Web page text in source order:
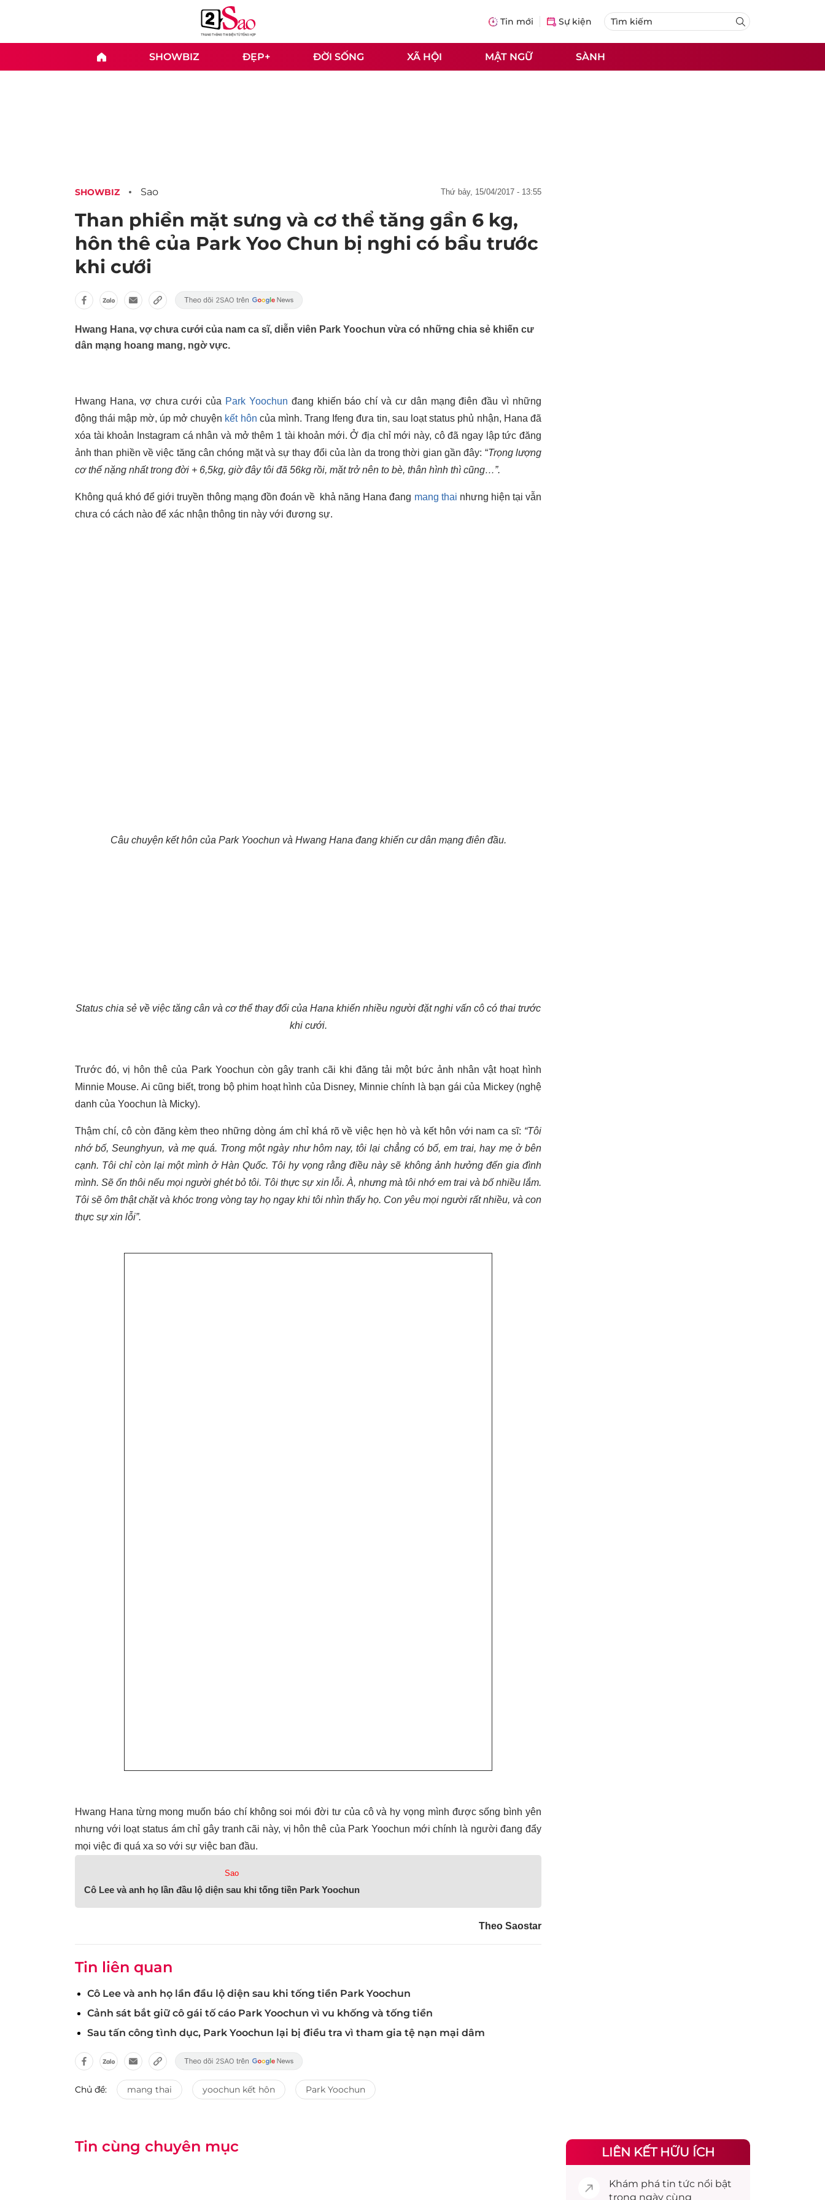
Tin mới Sự kiện
SHOWBIZ ĐẸP+ ĐỜI SỐNG XÃ HỘI MẬT NGỮ SÀNH
SHOWBIZ Sao thứ bảy, 15/04/2017 - 13:55
Than phiền mặt sưng và cơ thể tăng gần 6 kg,
hôn thê của Park Yoo Chun bị nghi có bầu trước
khi cưới
Hwang Hana, vợ chưa cưới của nam ca sĩ, diễn viên Park Yoochun vừa có những chia sẻ khiến cư
dân mạng hoang mang, ngờ vực.
Hwang Hana, vợ chưa cưới của Park Yoochun đang khiến báo chí và cư dân mạng điên đầu vì những
động thái mập mờ, úp mở chuyện kết hôn của mình. Trang Ifeng đưa tin, sau loạt status phủ nhận, Hana đã
xóa tài khoản Instagram cá nhân và mở thêm 1 tài khoản mới. Ở địa chỉ mới này, cô đã ngay lập tức đăng
ảnh than phiền về việc tăng cân chóng mặt và sự thay đổi của làn da trong thời gian gần đây: “Trọng lượng
cơ thể nặng nhất trong đời + 6,5kg, giờ đây tôi đã 56kg rồi, mặt trở nên to bè, thân hình thì cũng…”.
Không quá khó để giới truyền thông mạng đồn đoán về khả năng Hana đang mang thai nhưng hiện tại vẫn
chưa có cách nào để xác nhận thông tin này với đương sự.
Câu chuyện kết hôn của Park Yoochun và Hwang Hana đang khiến cư dân mạng điên đầu.
Status chia sẻ về việc tăng cân và cơ thể thay đổi của Hana khiến nhiều người đặt nghi vấn cô có thai trước
khi cưới.
Trước đó, vị hôn thê của Park Yoochun còn gây tranh cãi khi đăng tải một bức ảnh nhân vật hoạt hình
Minnie Mouse. Ai cũng biết, trong bộ phim hoạt hình của Disney, Minnie chính là bạn gái của Mickey (nghệ
danh của Yoochun là Micky).
Thậm chí, cô còn đăng kèm theo những dòng ám chỉ khá rõ về việc hẹn hò và kết hôn với nam ca sĩ: “Tôi
nhớ bố, Seunghyun, và mẹ quá. Trong một ngày như hôm nay, tôi lại chẳng có bố, em trai, hay mẹ ở bên
cạnh. Tôi chỉ còn lại một mình ở Hàn Quốc. Tôi hy vọng rằng điều này sẽ không ảnh hưởng đến gia đình
mình. Sẽ ổn thôi nếu mọi người ghét bỏ tôi. Tôi thực sự xin lỗi. À, nhưng mà tôi nhớ em trai và bố nhiều lắm.
Tôi sẽ ôm thật chặt và khóc trong vòng tay họ ngay khi tôi nhìn thấy họ. Con yêu mọi người rất nhiều, và con
thực sự xin lỗi”.
Hwang Hana từng mong muốn báo chí không soi mói đời tư của cô và hy vọng mình được sống bình yên
nhưng với loạt status ám chỉ gây tranh cãi này, vị hôn thê của Park Yoochun mới chính là người đang đẩy
mọi việc đi quá xa so với sự việc ban đầu.
Sao
Cô Lee và anh họ lần đầu lộ diện sau khi tống tiền Park Yoochun
Theo Saostar
Tin liên quan
Cô Lee và anh họ lần đầu lộ diện sau khi tống tiền Park Yoochun
Cảnh sát bắt giữ cô gái tố cáo Park Yoochun vì vu khống và tống tiền
Sau tấn công tình dục, Park Yoochun lại bị điều tra vì tham gia tệ nạn mại dâm
Chủ đề: mang thai yoochun kết hôn Park Yoochun
Tin cùng chuyên mục LIÊN KẾT HỮU ÍCH
Khám phá tin tức nổi bật
trong ngày cùng